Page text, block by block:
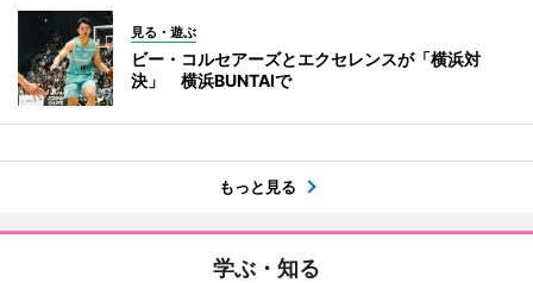
見る・遊ぶ
ビー・コルセアーズとエクセレンスが「横浜対
決」 横浜BUNTAIで
もっと見る
学ぶ・知る